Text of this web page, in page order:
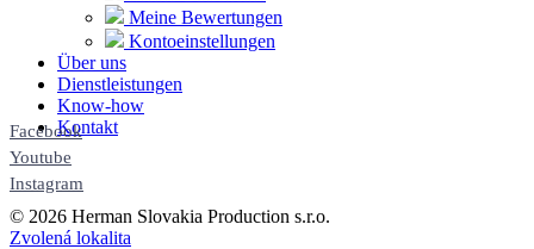
Meine Bewertungen
Kontoeinstellungen
Über uns
Dienstleistungen
Know-how
Kontakt
Facebook
Youtube
Instagram
© 2026 Herman Slovakia Production s.r.o.
Zvolená lokalita